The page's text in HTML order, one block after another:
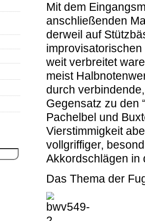
Mit dem
anschließenden
derweil auf
weit verbreitet
meist
durch
Gegensatz zu den
Pachelbel und
Vierstimmigkeit
vollgriffiger,
Akkordschlägen in
Das Thema der